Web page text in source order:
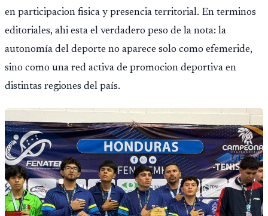
en participacion fisica y presencia territorial. En terminos
editoriales, ahi esta el verdadero peso de la nota: la
autonomía del deporte no aparece solo como efemeride,
sino como una red activa de promocion deportiva en
distintas regiones del país.